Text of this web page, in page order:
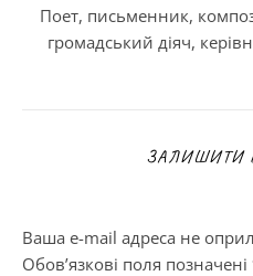
Поет, письменник,
громадський діяч,
ЗАЛИШИТИ
Ваша e-mail адреса не
Обов’язкові поля позначені